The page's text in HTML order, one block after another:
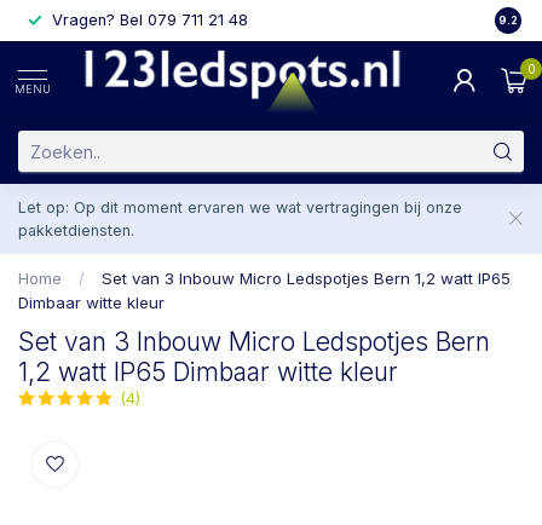
Vragen? Bel 079 711 21 48 29.2
MENU
0
Let op: Op dit moment ervaren we wat vertragingen bij onze
pakketdiensten.
Home /
Set van 3 Inbouw Micro Ledspotjes Bern 1,2 watt IP65
Dimbaar witte kleur
Set van 3 Inbouw Micro Ledspotjes Bern
1,2 watt IP65 Dimbaar witte kleur
(4)